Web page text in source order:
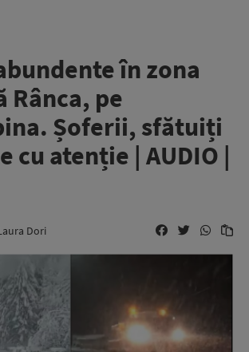
în zona
Rânca, pe
Șoferii, sfătuiți
cu atenție | AUDIO |
Dori